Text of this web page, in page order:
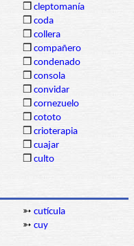
❒ cleptomanía
❒ coda
❒ collera
❒ compañero
❒ condenado
❒ consola
❒ convidar
❒ cornezuelo
❒ cototo
❒ crioterapia
❒ cuajar
❒ culto
➳ cutícula
➳ cuy